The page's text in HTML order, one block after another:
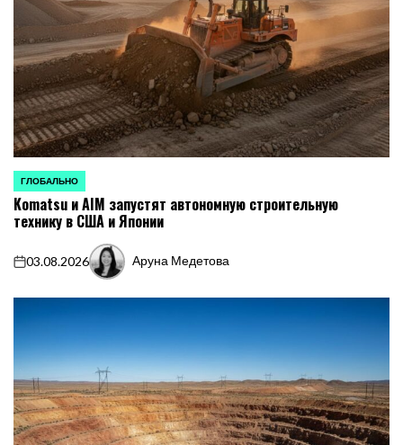
ОПУБЛИКОВАНО
В
ГЛОБАЛЬНО
Komatsu и AIM запустят автономную строительную
технику в США и Японии
on
03.08.2026
Запись
Аруна Медетова